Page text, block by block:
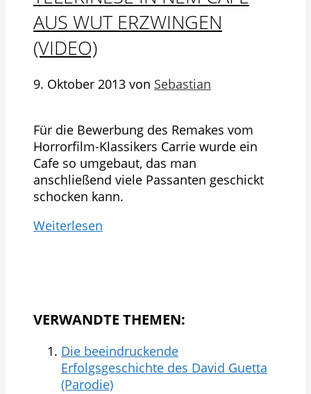
AUS WUT ERZWINGEN
(VIDEO)
9. Oktober 2013 von Sebastian
Für die Bewerbung des Remakes vom
Horrorfilm-Klassikers Carrie wurde ein
Cafe so umgebaut, das man
anschließend viele Passanten geschickt
schocken kann.
Weiterlesen
VERWANDTE THEMEN:
Die beeindruckende
Erfolgsgeschichte des David Guetta
(Parodie)